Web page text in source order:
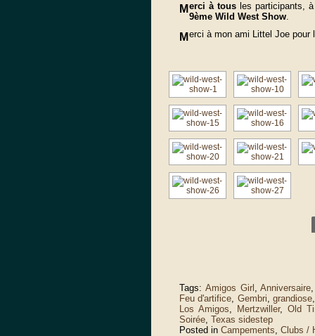
M erci à tous les participants,
9ème Wild West Show.
M erci à mon ami Littel Joe
Tags: Amigos Girl ,Anniversaire
Feu d'artifice, Gembri, grandiose
Los Amigos, Mertzwiller, Old
Soirée, Texas sidestep
Posted in Campements, Clubs /